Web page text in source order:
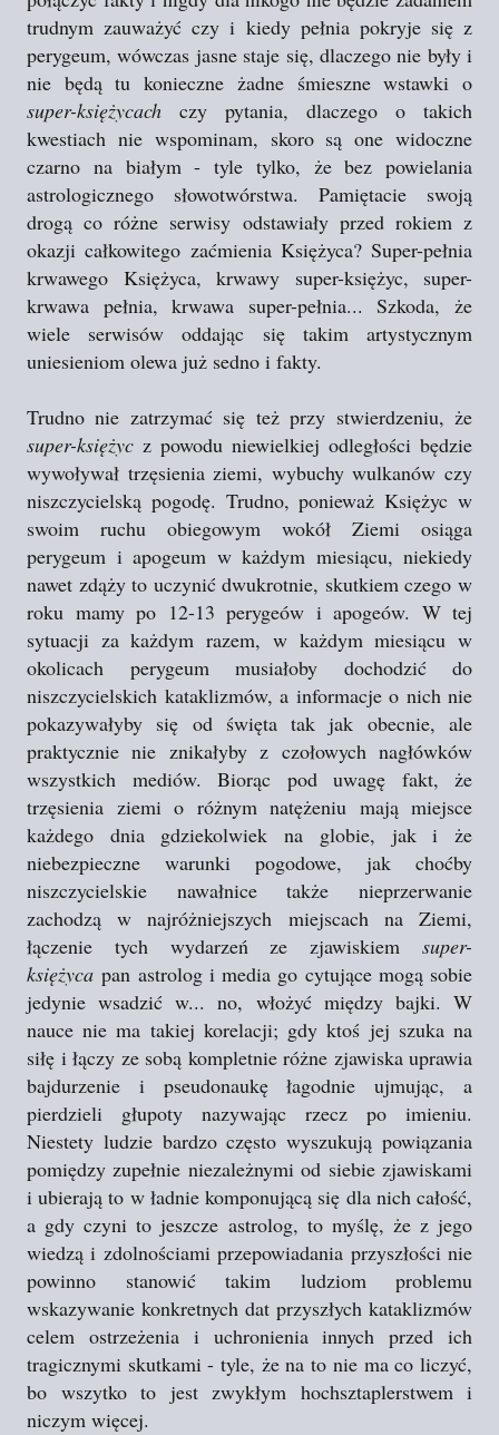
trudnym zauważyć czy i kiedy pełnia pokryje się z
perygeum, wówczas jasne staje się, dlaczego nie były i
nie będą tu konieczne żadne śmieszne wstawki o
super-księżycach czy pytania, dlaczego o takich
kwestiach nie wspominam, skoro są one widoczne
czarno na białym - tyle tylko, że bez powielania
astrologicznego słowotwórstwa. Pamiętacie swoją
drogą co różne serwisy odstawiały przed rokiem z
okazji całkowitego zaćmienia Księżyca? Super-pełnia
krwawego Księżyca, krwawy super-księżyc, super-
krwawa pełnia, krwawa super-pełnia... Szkoda, że
wiele serwisów oddając się takim artystycznym
uniesieniom olewa już sedno i fakty.
Trudno nie zatrzymać się też przy stwierdzeniu, że
super-księżyc z powodu niewielkiej odległości będzie
wywoływał trzęsienia ziemi, wybuchy wulkanów czy
niszczycielską pogodę. Trudno, ponieważ Księżyc w
swoim ruchu obiegowym wokół Ziemi osiąga
perygeum i apogeum w każdym miesiącu, niekiedy
nawet zdąży to uczynić dwukrotnie, skutkiem czego w
roku mamy po 12-13 perygeów i apogeów. W tej
sytuacji za każdym razem, w każdym miesiącu w
okolicach perygeum musiałoby dochodzić do
niszczycielskich kataklizmów, a informacje o nich nie
pokazywałyby się od święta tak jak obecnie, ale
praktycznie nie znikałyby z czołowych nagłówków
wszystkich mediów. Biorąc pod uwagę fakt, że
trzęsienia ziemi o różnym natężeniu mają miejsce
każdego dnia gdziekolwiek na globie, jak i że
niebezpieczne warunki pogodowe, jak choćby
niszczycielskie nawałnice także nieprzerwanie
zachodzą w najróżniejszych miejscach na Ziemi,
łączenie tych wydarzeń ze zjawiskiem super-
księżyca pan astrolog i media go cytujące mogą sobie
jedynie wsadzić w... no, włożyć między bajki. W
nauce nie ma takiej korelacji; gdy ktoś jej szuka na
siłę i łączy ze sobą kompletnie różne zjawiska uprawia
bajdurzenie i pseudonaukę łagodnie ujmując, a
pierdzieli głupoty nazywając rzecz po imieniu.
Niestety ludzie bardzo często wyszukują powiązania
pomiędzy zupełnie niezależnymi od siebie zjawiskami
i ubierają to w ładnie komponującą się dla nich całość,
a gdy czyni to jeszcze astrolog, to myślę, że z jego
wiedzą i zdolnościami przepowiadania przyszłości nie
powinno stanowić takim ludziom problemu
wskazywanie konkretnych dat przyszłych kataklizmów
celem ostrzeżenia i uchronienia innych przed ich
tragicznymi skutkami - tyle, że na to nie ma co liczyć,
bo wszytko to jest zwykłym hochsztaplerstwem i
niczym więcej.